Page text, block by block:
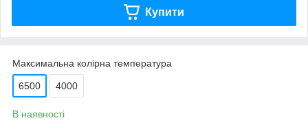
Купити
Максимальна колірна температура
6500 4000
В наявності